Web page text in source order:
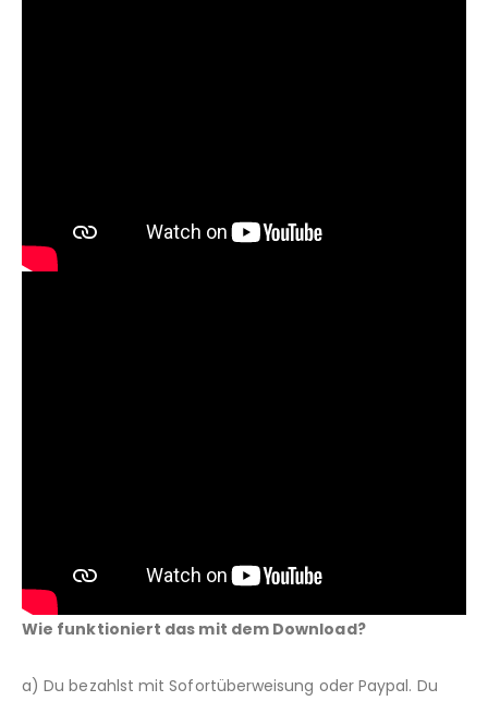
Wie funktioniert das mit dem Download?
a) Du bezahlst mit Sofortüberweisung oder Paypal. Du